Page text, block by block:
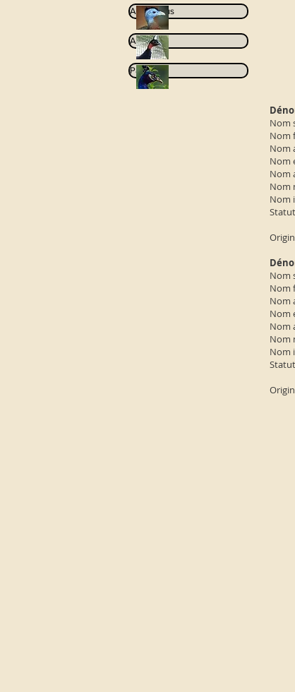
Argusianus
Afropavo
Pavo
Nom
Nom
Nom
Nom
Nom
Nom
Nom
Statut
Nom
Nom
Nom
Nom
Nom
Nom
Nom